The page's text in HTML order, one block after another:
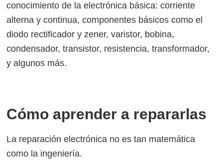
conocimiento de la electrónica básica: corriente
alterna y continua, componentes básicos como el
diodo rectificador y zener, varistor, bobina,
condensador, transistor, resistencia, transformador,
y algunos más.
Cómo aprender a repararlas
La reparación electrónica no es tan matemática
como la ingeniería.